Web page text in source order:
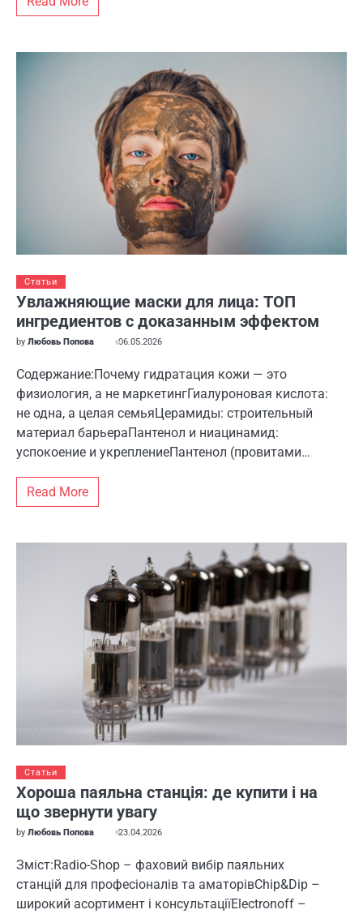
Статьи
Увлажняющие маски для лица: ТОП
ингредиентов с доказанным эффектом
by Любовь Попова 06.05.2026
Содержание:Почему гидратация кожи — это
физиология, а не маркетингГиалуроновая кислота:
не одна, а целая семьяЦерамиды: строительный
материал барьераПантенол и ниацинамид:
успокоение и укреплениеПантенол (провитами…
Read More
Статьи
Хороша паяльна станція: де купити і на
що звернути увагу
by Любовь Попова 23.04.2026
Зміст:Radio-Shop – фаховий вибір паяльних
станцій для професіоналів та аматорівChip&Dip –
широкий асортимент і консультаціїElectronoff –